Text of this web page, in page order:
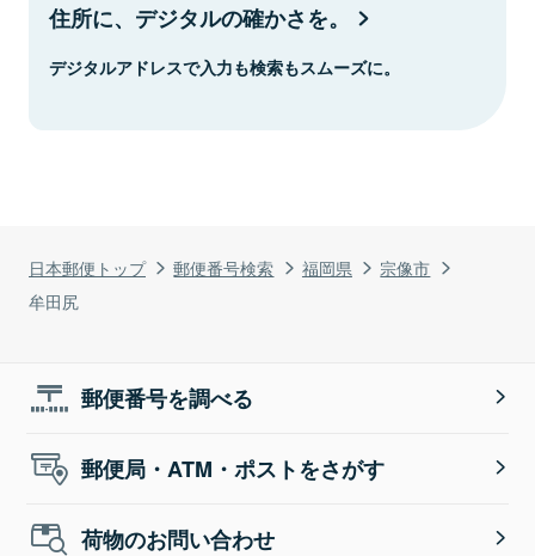
日本郵便トップ 郵便番号検索 福岡県
宗像市
牟田尻
住所に、デジタルの確かさを。
デジタルアドレスで入力も検索もスムーズに。
郵便番号を調べる
郵便局・ATM・ポストをさがす
荷物のお問い合わせ